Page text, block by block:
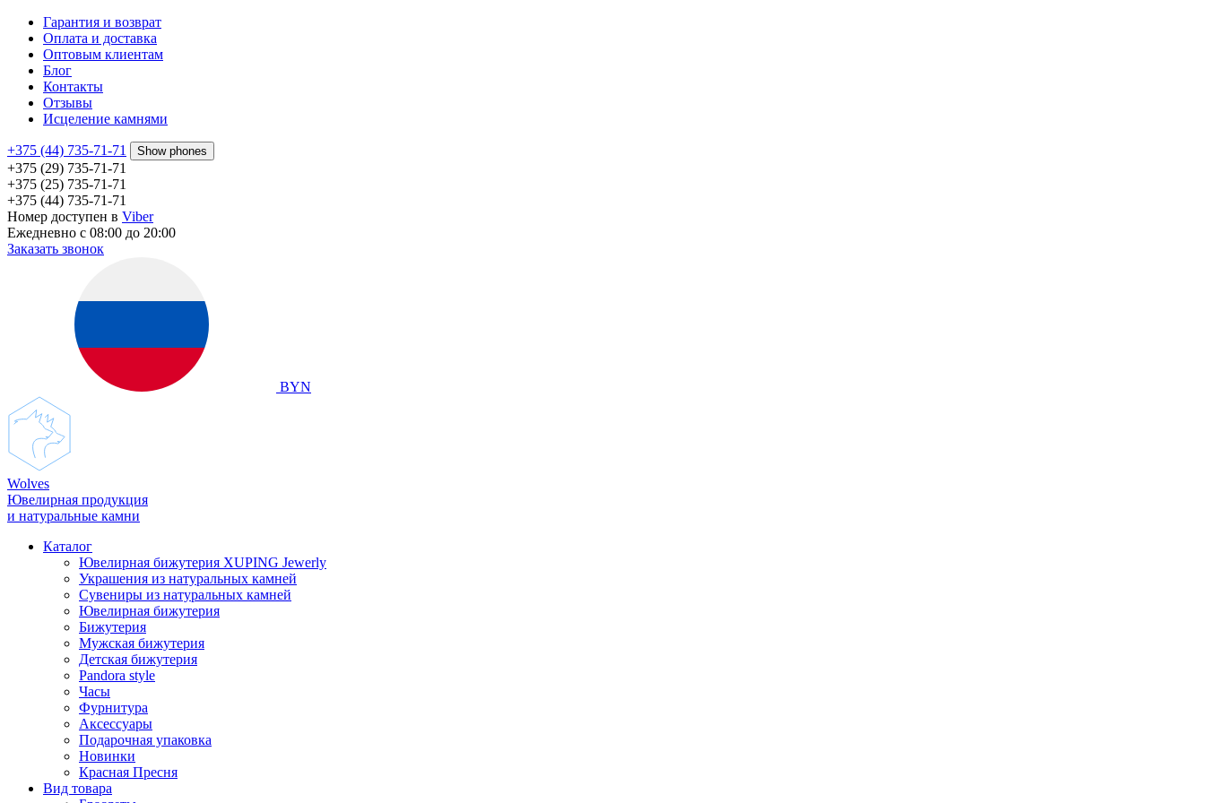
Гарантия и возврат
Оплата и доставка
Оптовым клиентам
Блог
Контакты
Отзывы
Исцеление камнями
+375 (44) 735-71-71 Show phones
+375 (29) 735-71-71
+375 (25) 735-71-71
+375 (44) 735-71-71
Номер доступен в Viber
Ежедневно с 08:00 до 20:00
Заказать звонок
BYN
Wolves
Ювелирная продукция
и натуральные камни
Каталог
Ювелирная бижутерия XUPING Jewerly
Украшения из натуральных камней
Сувениры из натуральных камней
Ювелирная бижутерия
Бижутерия
Мужская бижутерия
Детская бижутерия
Pandora style
Часы
Фурнитура
Аксеcсуары
Подарочная упаковка
Новинки
Красная Пресня
Вид товара